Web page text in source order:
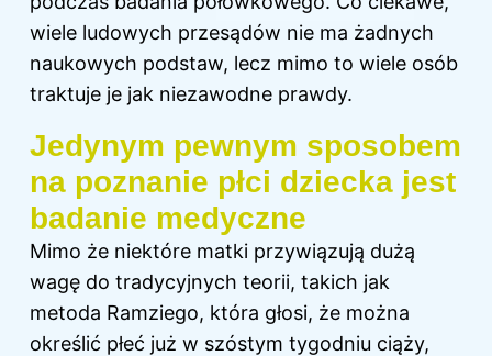
wiele ludowych przesądów nie ma żadnych
naukowych podstaw, lecz mimo to wiele osób
traktuje je jak niezawodne prawdy.
Jedynym pewnym sposobem
na poznanie płci dziecka jest
badanie medyczne
Mimo że niektóre matki przywiązują dużą
wagę do tradycyjnych teorii, takich jak
metoda Ramziego, która głosi, że można
określić płeć już w szóstym tygodniu ciąży,